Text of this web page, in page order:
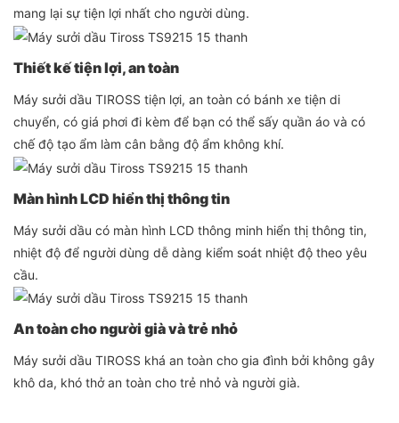
mang lại sự tiện lợi nhất cho người dùng.
Thiết kế tiện lợi, an toàn
Máy sưởi dầu TIROSS tiện lợi, an toàn có bánh xe tiện di
chuyển, có giá phơi đi kèm để bạn có thể sấy quần áo và có
chế độ tạo ẩm làm cân bằng độ ẩm không khí.
Màn hình LCD hiển thị thông tin
Máy sưởi dầu có màn hình LCD thông minh hiển thị thông tin,
nhiệt độ để người dùng dễ dàng kiểm soát nhiệt độ theo yêu
cầu.
An toàn cho người già và trẻ nhỏ
Máy sưởi dầu TIROSS khá an toàn cho gia đình bởi không gây
khô da, khó thở an toàn cho trẻ nhỏ và người già.